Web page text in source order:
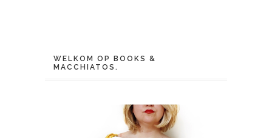
WELKOM OP BOOKS &
MACCHIATOS.